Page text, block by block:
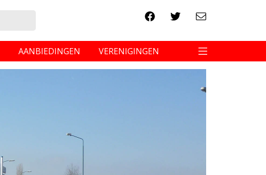
AANBIEDINGEN VERENIGINGEN